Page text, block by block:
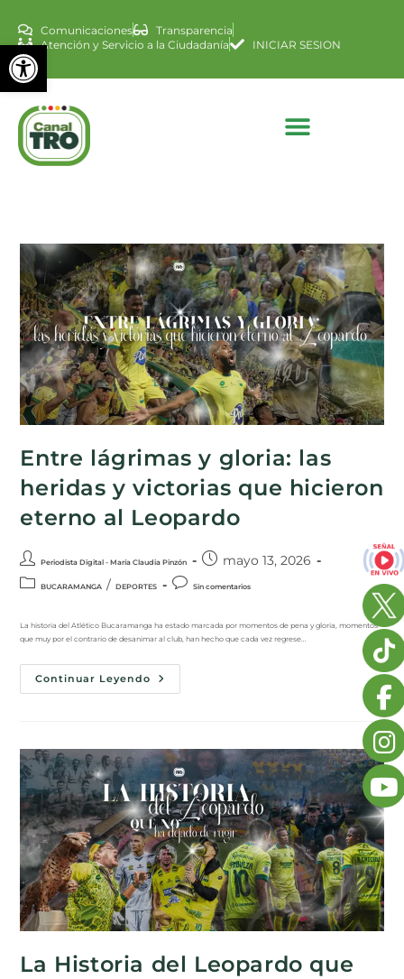
Abrir barra de
Comunicaciones
Transparencia
Atención y Servicio a la Ciudadanía
INICIAR SESION
Entre lágrimas y gloria: las
heridas y victorias que hicieron
eterno al Leopardo
Periodista Digital - María Claudia Pinzón mayo 13, 2026
BUCARAMANGA / DEPORTES Sin comentarios
La historia del Atlético Bucaramanga ha estado marcada por momentos de pena y gloria, momentos
que muy por el contrario de desanimar al club, han hecho que cada vez regrese…
Continuar Leyendo
La Historia del Leopardo que